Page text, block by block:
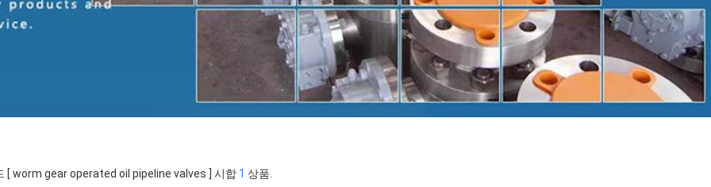
[ worm gear operated oil pipeline valves ] 시합 1 상품.